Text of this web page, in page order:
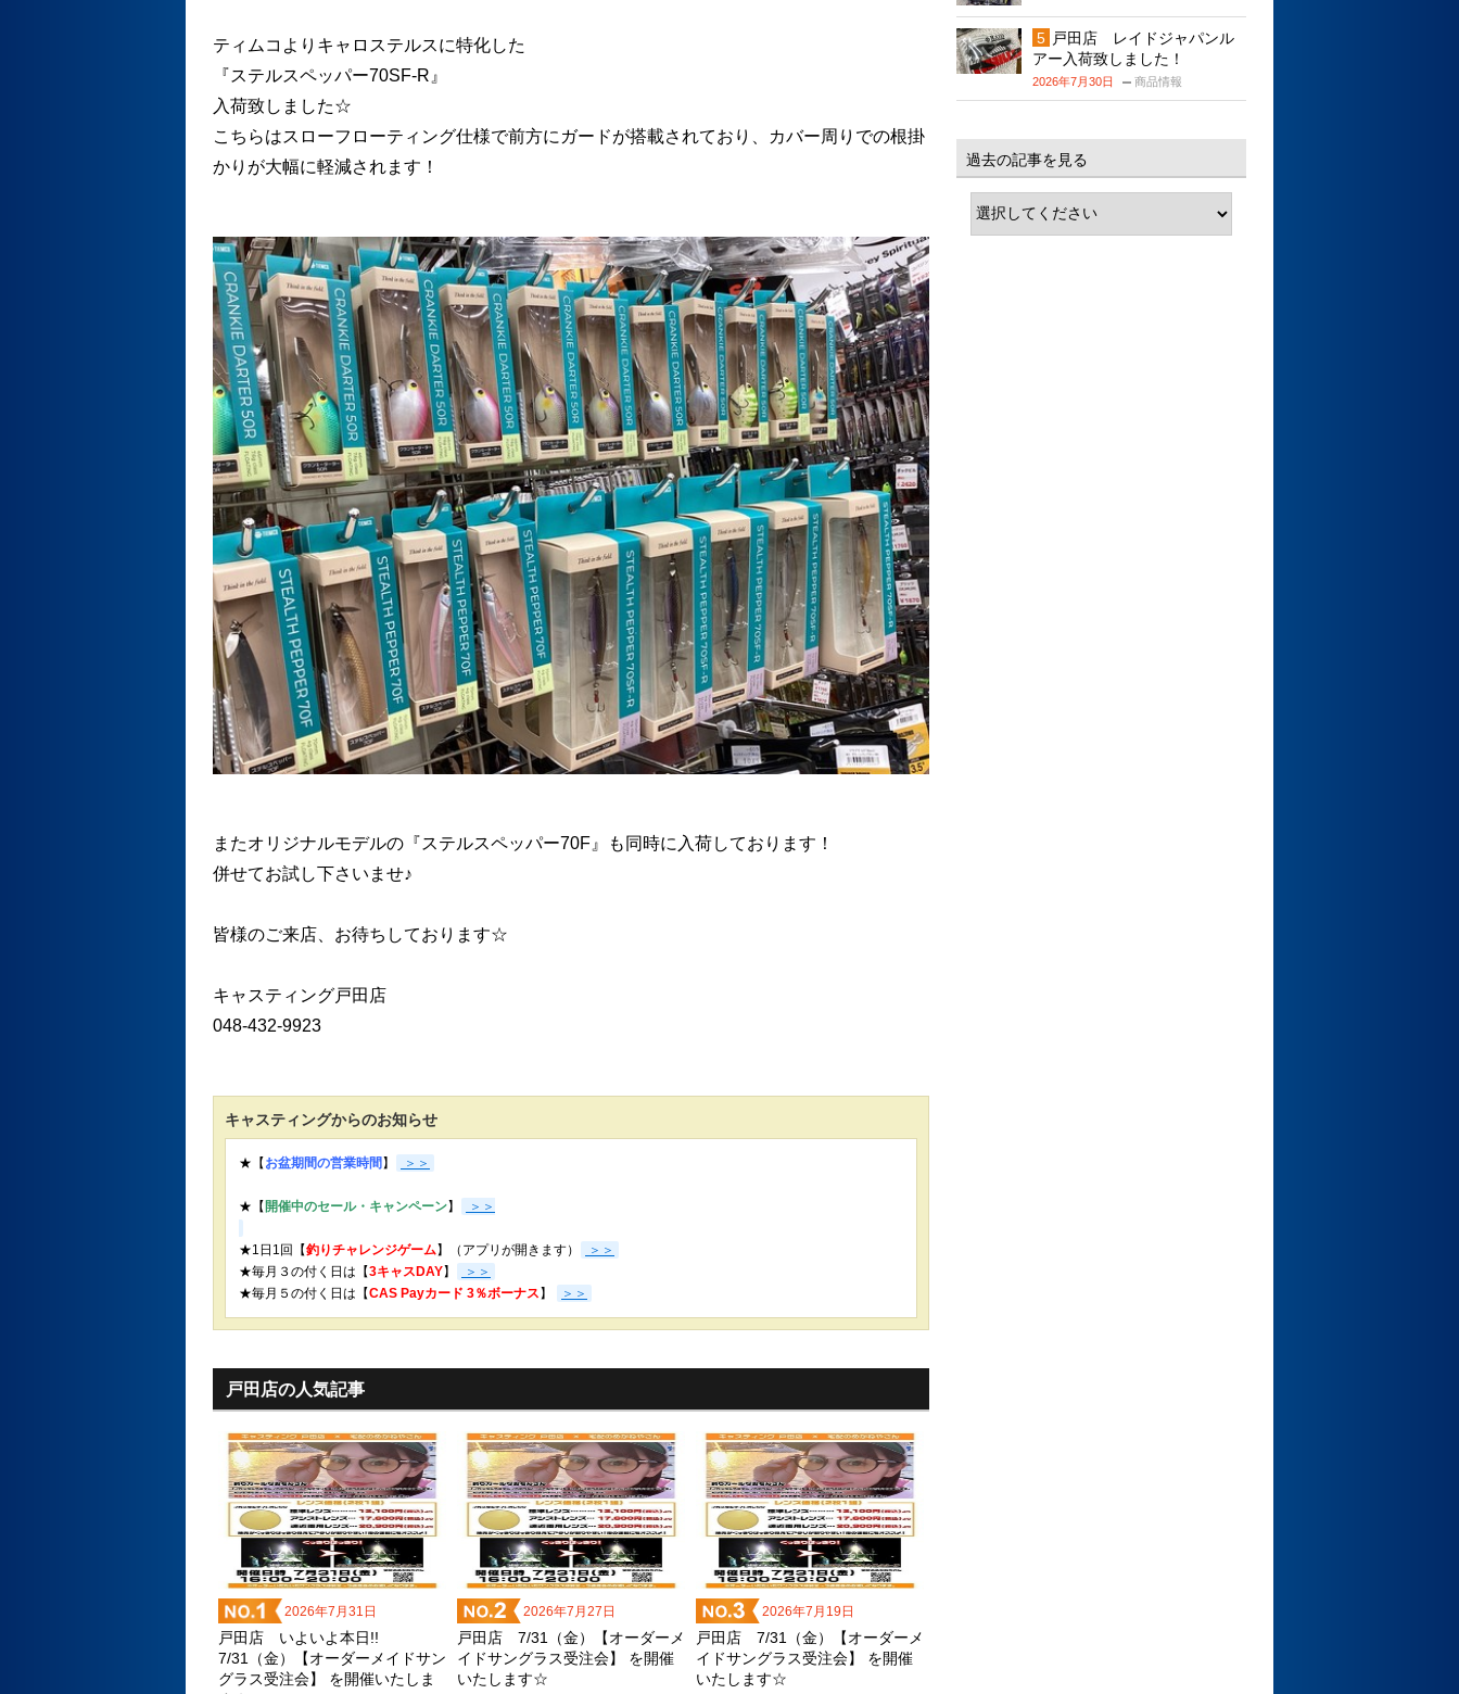
ティムコよりキャロステルスに特化した
『ステルスペッパー70SF-R』
入荷致しました☆
こちらはスローフローティング仕様で前方にガードが搭載されており、カバー周りでの根掛
かりが大幅に軽減されます！
またオリジナルモデルの『ステルスペッパー70F』も同時に入荷しております！
併せてお試し下さいませ♪
皆様のご来店、お待ちしております☆
キャスティング戸田店
048-432-9923
キャスティングからのお知らせ
★【 お盆期間の営業時間 】 ＞＞
★【 開催中のセール・キャンペーン】 ＞＞
★1日1回【釣りチャレンジゲーム】（アプリが開きます）
＞＞
★毎月３の付く日は【3キャスDAY】
＞＞
★毎月５の付く日は【CAS Payカード 3％ボーナス 】 ＞＞
戸田店の人気記事
2026年7月31日
戸田店 いよいよ本日!!
7/31（金）【オーダーメイドサン
グラス受注会】 を開催いたしま
2026年7月27日
戸田店 7/31（金）【オーダーメ
イドサングラス受注会】 を開催
いたします☆
2026年7月19日
戸田店 7/31（金）【オーダーメ
イドサングラス受注会】 を開催
いたします☆
戸田店 レイドジャパンル
アー入荷致しました！
2026年7月30日 商品情報
過去の記事を見る